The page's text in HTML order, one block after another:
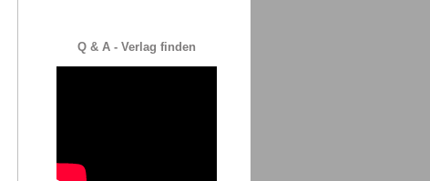
Q & A - Verlag finden